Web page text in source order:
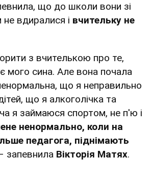
що до школи вони зі
вдиралися і вчительку не
з вчителькою про те,
мого сина. Але вона почала
що я неправильно
що я алкоголічка та
я займаюся спортом, не п'ю і
ненормально, коли на
педагога, піднімають
запевнила Вікторія Матях.